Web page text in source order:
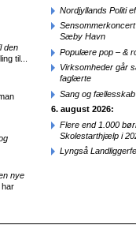
den
til...
nye
har
Nordjyllands Politi
Sæby Havn
Populære pop – &
Virksomheder går
faglærte
Sang og
6. august 2026:
Flere end 1.000
Skolestarthjælp i
Lyngså